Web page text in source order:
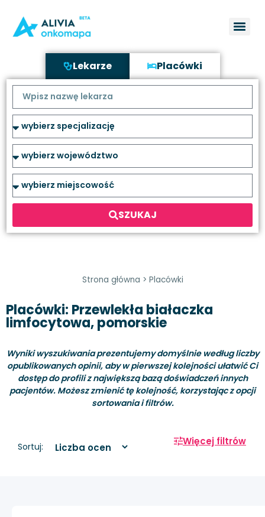
Lekarze Placówki
SZUKAJ
Strona główna > Placówki
Placówki: Przewlekła białaczka
limfocytowa, pomorskie
Wyniki wyszukiwania prezentujemy domyślnie według liczby
opublikowanych opinii, aby w pierwszej kolejności ułatwić Ci
dostęp do profili z największą bazą doświadczeń innych
pacjentów. Możesz zmienić tę kolejność, korzystając z opcji
sortowania i filtrów.
Sortuj: Więcej filtrów